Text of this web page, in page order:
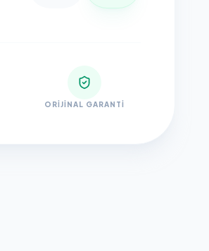
ORIJINAL GARANTI